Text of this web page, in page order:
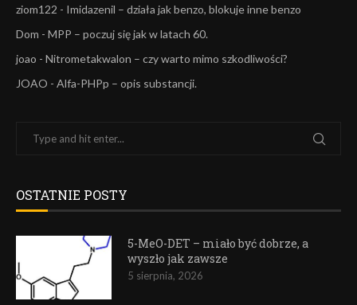
ziom122 - Imidazenil – działa jak benzo, blokuje inne benzo
Dom - MPP – poczuj się jak w latach 60.
joao - Nitrometakwalon – czy warto mimo szkodliwości?
JOAO - Alfa-PHPp – opis substancji.
OSTATNIE POSTY
5-MeO-DET – miało być dobrze, a
wyszło jak zawsze
5 sierpnia, 2026